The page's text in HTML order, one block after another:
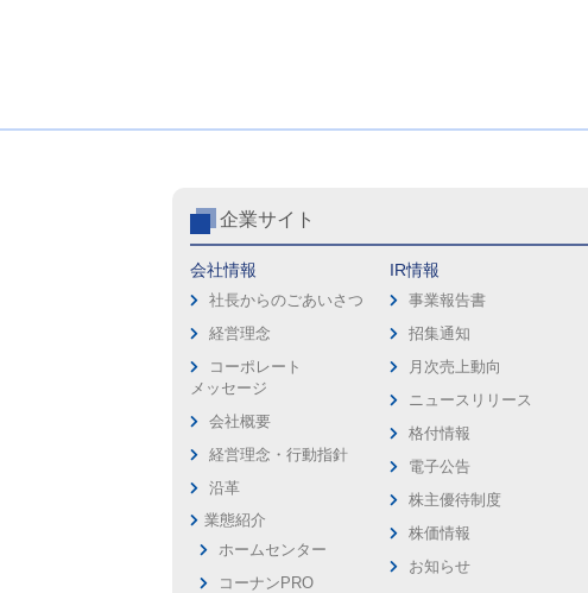
企業サイト
会社情報
社長からのごあいさつ
経営理念
コーポレート
メッセージ
会社概要
経営理念・行動指針
沿革
業態紹介
ホームセンター
コーナンPRO
IR情報
事業報告書
招集通知
月次売上動向
ニュースリリース
格付情報
電子公告
株主優待制度
株価情報
お知らせ